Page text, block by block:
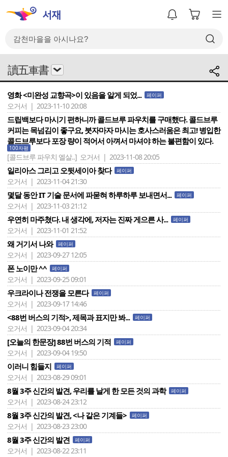
讀五車書
영화 <미완성 교향곡>이 있음을 알게 되었... 페이퍼
오거서 | 2023-11-10 20:08
드립백보다 마시기 편하니까 콜드브루 파우치를 구매했다. 콜드브루
커피는 목넘김이 좋구요, 붓자마자 마시는 호사스러움은 최고! 병입한
콜드브루보다 포장 량이 적어서 아껴서 마셔야 하는 불편함이 있다.
100자평
[콜드브루 파우치 엘살..] 오거서 | 2023-11-08 20:05
일리아스 그리고 오뒷세이아 찾다 페이퍼
오거서 | 2023-11-04 21:30
몇달 동안 IT 기술 문서에 파묻혀 하루하루 보내면서... 페이퍼
오거서 | 2023-11-03 21:12
우연히 마주쳤다. 내 생각에, 저자는 진짜 게으른 사... 페이퍼
오거서 | 2023-11-01 21:52
왜 거기서 나와 페이퍼
오거서 | 2023-09-27 12:05
폰 노이만 ^^ 페이퍼
오거서 | 2023-09-25 09:01
우크라이나 전쟁을 모른다 페이퍼
오거서 | 2023-09-17 14:46
<88번 버스의 기적>, 제목과 표지만 봐... 페이퍼
오거서 | 2023-09-04 20:34
[오늘의 한문장] 88번 버스의 기적 페이퍼
오거서 | 2023-09-04 19:50
이러니 힘들지 페이퍼
오거서 | 2023-08-29 09:01
8월 3주 신간의 발견, 우리를 날게 한 모든 것의 과학 페이퍼
오거서 | 2023-08-24 23:12
8월 3주 신간의 발견, <나 같은 기계들> 페이퍼
오거서 | 2023-08-23 23:00
8월 3주 신간의 발견 페이퍼
오거서 | 2023-08-22 23:11